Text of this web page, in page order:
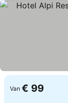
Van € 99